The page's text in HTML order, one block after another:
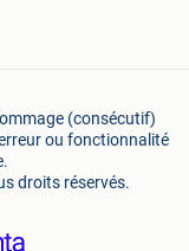
(consécutif)
ou fonctionnalité
droits réservés.